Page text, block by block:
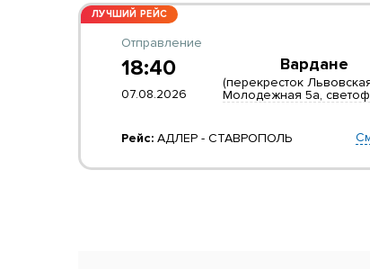
ЛУЧШИЙ РЕЙС
Отправление
18:40
07.08.2026
Вардане
(перекресток
Молодежная 5а,
Рейс: АДЛЕР - СТАВРОПОЛЬ